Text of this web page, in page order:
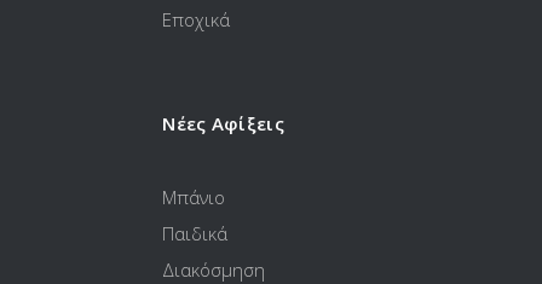
Εποχικά
Νέες Αφίξεις
Μπάνιο
Παιδικά
Διακόσμηση